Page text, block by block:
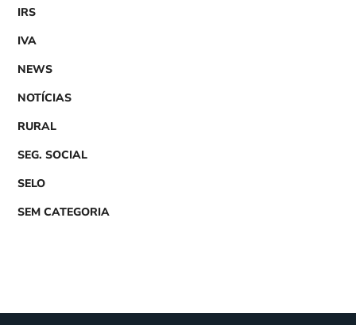
IRS
IVA
NEWS
NOTÍCIAS
RURAL
SEG. SOCIAL
SELO
SEM CATEGORIA